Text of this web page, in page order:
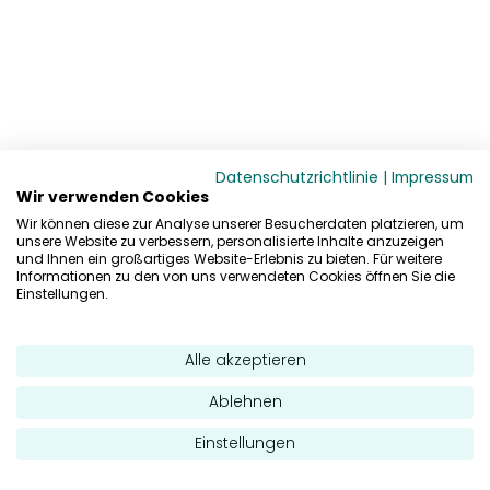
Datenschutzrichtlinie | Impressum
Wir verwenden Cookies
Wir können diese zur Analyse unserer Besucherdaten platzieren, um
unsere Website zu verbessern, personalisierte Inhalte anzuzeigen
und Ihnen ein großartiges Website-Erlebnis zu bieten. Für weitere
Informationen zu den von uns verwendeten Cookies öffnen Sie die
Einstellungen.
Alle akzeptieren
Ablehnen
Einstellungen